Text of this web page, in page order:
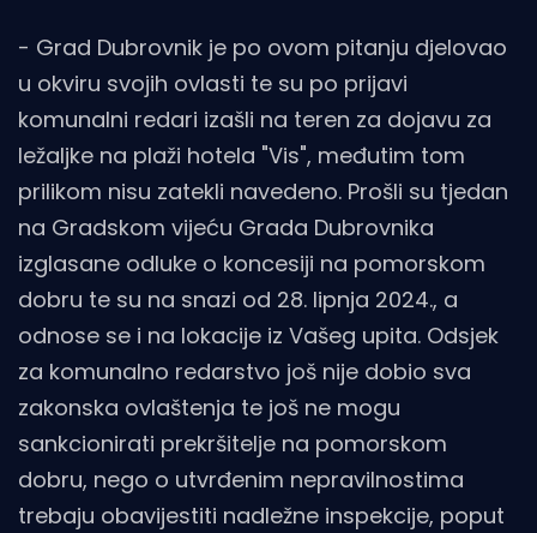
- Grad Dubrovnik je po ovom pitanju djelovao
u okviru svojih ovlasti te su po prijavi
komunalni redari izašli na teren za dojavu za
ležaljke na plaži hotela "Vis", međutim tom
prilikom nisu zatekli navedeno. Prošli su tjedan
na Gradskom vijeću Grada Dubrovnika
izglasane odluke o koncesiji na pomorskom
dobru te su na snazi od 28. lipnja 2024., a
odnose se i na lokacije iz Vašeg upita. Odsjek
za komunalno redarstvo još nije dobio sva
zakonska ovlaštenja te još ne mogu
sankcionirati prekršitelje na pomorskom
dobru, nego o utvrđenim nepravilnostima
trebaju obavijestiti nadležne inspekcije, poput